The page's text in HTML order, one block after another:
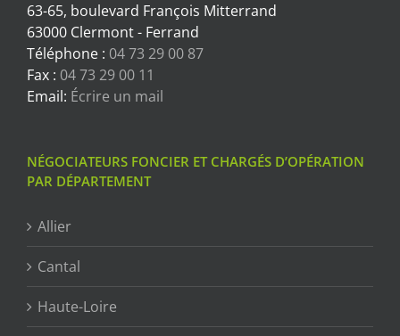
63-65, boulevard François Mitterrand
63000 Clermont - Ferrand
Téléphone : 04 73 29 00 87
Fax : 04 73 29 00 11
Email: Écrire un mail
NÉGOCIATEURS FONCIER ET CHARGÉS D’OPÉRATION
PAR DÉPARTEMENT
Allier
Cantal
Haute-Loire